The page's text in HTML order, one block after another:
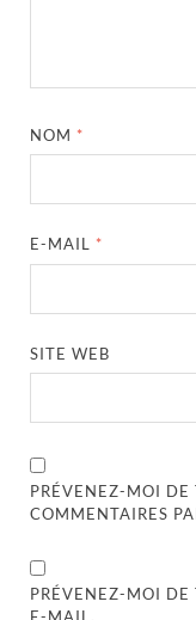
NOM *
E-MAIL *
SITE WEB
PRÉVENEZ-MOI DE
COMMENTAIRES
PRÉVENEZ-MOI DE